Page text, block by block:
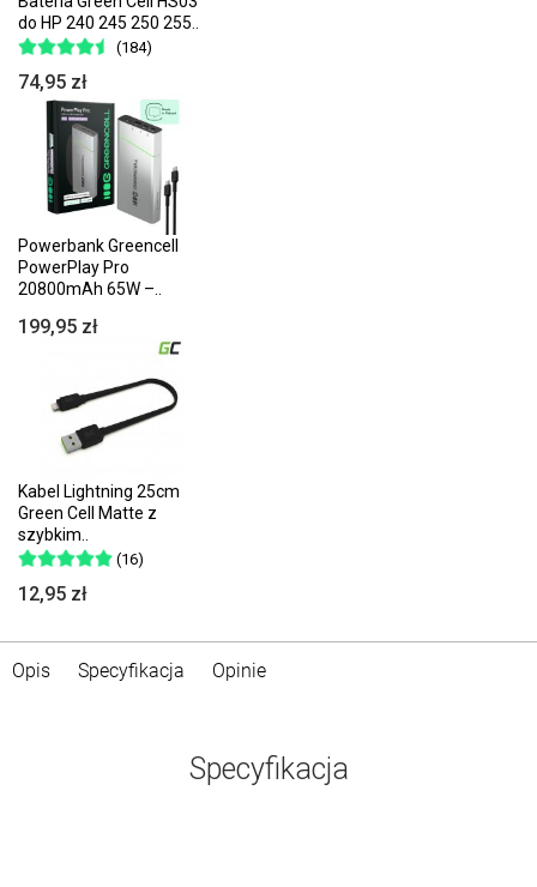
do HP 240 245 250 255..
(184)
74,95 zł
Powerbank Greencell
PowerPlay Pro
20800mAh 65W –..
199,95 zł
Kabel Lightning 25cm
Green Cell Matte z
szybkim..
(16)
12,95 zł
Opis Specyfikacja Opinie
Specyfikacja